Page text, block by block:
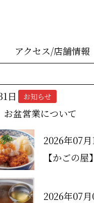
アクセス/店舗情報
日 お知らせ
お盆営業について
2026年07月
【かごの
2026年07月